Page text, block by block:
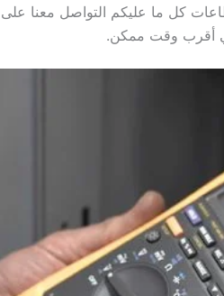
كل ما عليكم التواصل معنا